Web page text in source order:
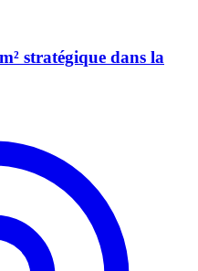
stratégique dans la